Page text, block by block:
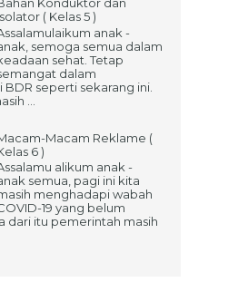
( Kelas 5 )
anak -
semoga semua dalam
sehat. Tetap
dalam
seperti sekarang ini.
...
Macam Reklame (
6 )
alikum anak -
semua, pagi ini kita
menghadapi wabah
19 yang belum
dari itu pemerintah masih